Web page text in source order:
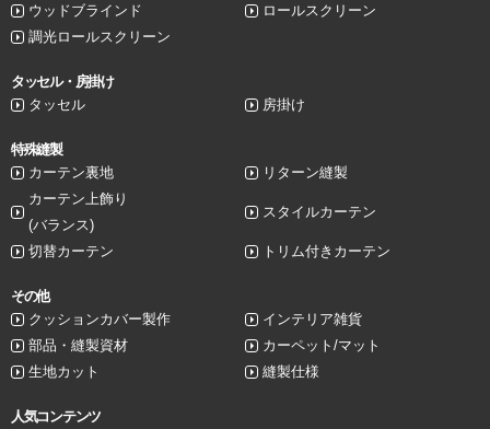
ウッドブラインド
ロールスクリーン
調光ロールスクリーン
タッセル・房掛け
タッセル
房掛け
特殊縫製
カーテン裏地
リターン縫製
カーテン上飾り
(バランス)
スタイルカーテン
切替カーテン トリム付きカーテン
その他
クッションカバー製作
インテリア雑貨
部品・縫製資材
カーペット/マット
生地カット
縫製仕様
人気コンテンツ